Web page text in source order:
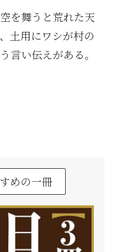
を舞うと荒れた天
土用にワシが村の
言い伝えがある。
めの一冊